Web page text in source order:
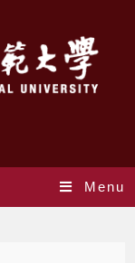
Menu